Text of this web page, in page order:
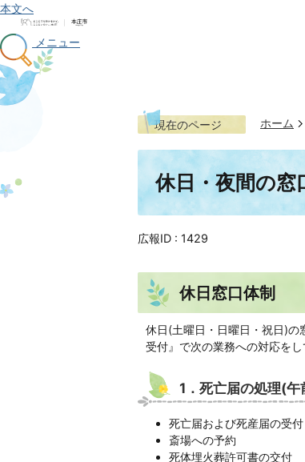
本文へ
メニュー
現在のページ ホーム
休日・夜間の窓
広報ID : 1429
休日窓口体制
休日(土曜日・日曜日・祝日)の
受付』で次の業務への対応をし
1．死亡届の処理(
死亡届および死産届の受付
斎場への予約
死体埋火葬許可書の交付